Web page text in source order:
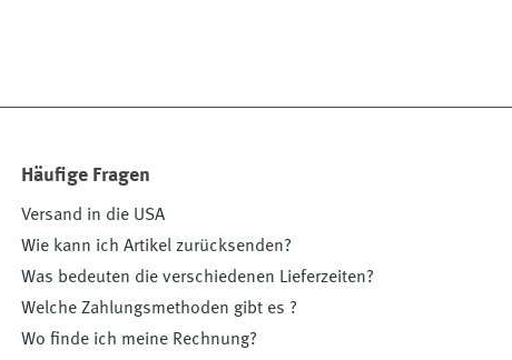
Häufige Fragen
Versand in die USA
Wie kann ich Artikel zurücksenden?
Was bedeuten die verschiedenen Lieferzeiten?
Welche Zahlungsmethoden gibt es ?
Wo finde ich meine Rechnung?